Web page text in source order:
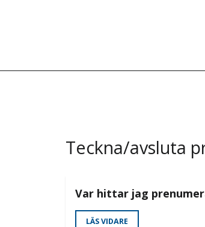
Teckna/avsluta
Var hittar jag
LÄS VIDARE